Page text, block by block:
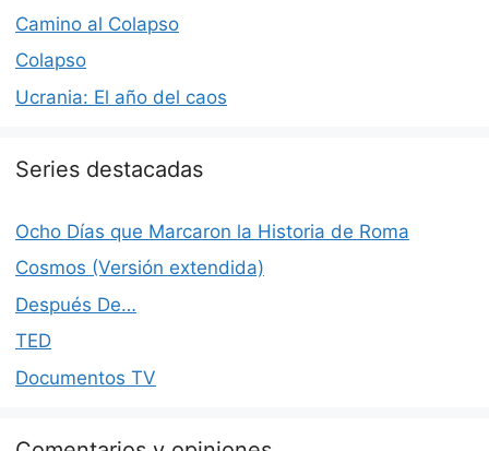
Camino al Colapso
Colapso
Ucrania: El año del caos
Series destacadas
Ocho Días que Marcaron la Historia de Roma
Cosmos (Versión extendida)
Después De…
TED
Documentos TV